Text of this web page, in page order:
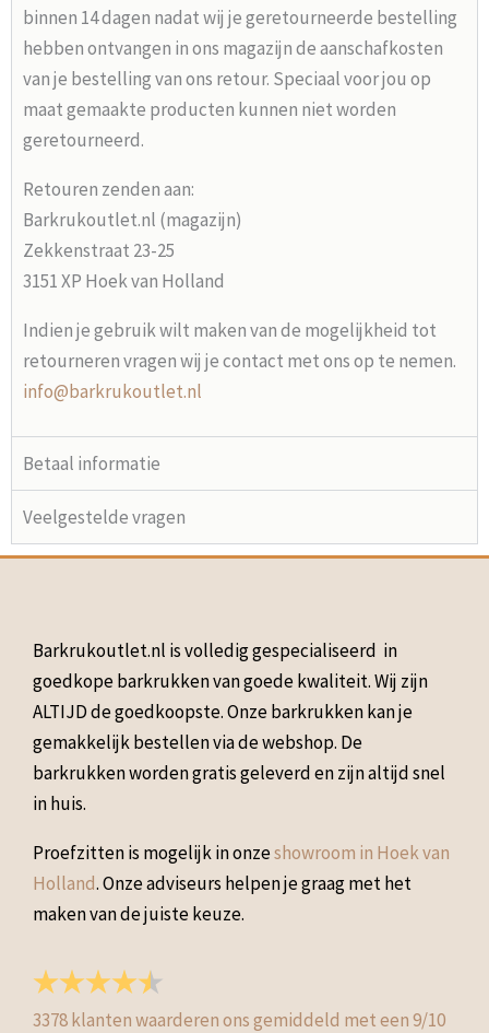
binnen 14 dagen nadat wij je geretourneerde bestelling
hebben ontvangen in ons magazijn de aanschafkosten
van je bestelling van ons retour. Speciaal voor jou op
maat gemaakte producten kunnen niet worden
geretourneerd.
Retouren zenden aan:
Barkrukoutlet.nl (magazijn)
Zekkenstraat 23-25
3151 XP Hoek van Holland
Indien je gebruik wilt maken van de mogelijkheid tot
retourneren vragen wij je contact met ons op te nemen.
info@barkrukoutlet.nl
Betaal informatie
Veelgestelde vragen
Barkrukoutlet.nl is volledig gespecialiseerd in
goedkope barkrukken van goede kwaliteit. Wij zijn
ALTIJD de goedkoopste. Onze barkrukken kan je
gemakkelijk bestellen via de webshop. De
barkrukken worden gratis geleverd en zijn altijd snel
in huis.
Proefzitten is mogelijk in onzeshowroom in Hoek van
Holland. Onze adviseurs helpen je graag met het
maken van de juiste keuze.
3378klanten waarderen ons gemiddeld met een9/10